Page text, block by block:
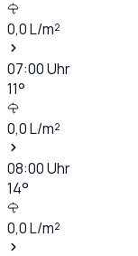
0,0L/m²
07:00Uhr
11°
0,0L/m²
08:00Uhr
14°
0,0L/m²